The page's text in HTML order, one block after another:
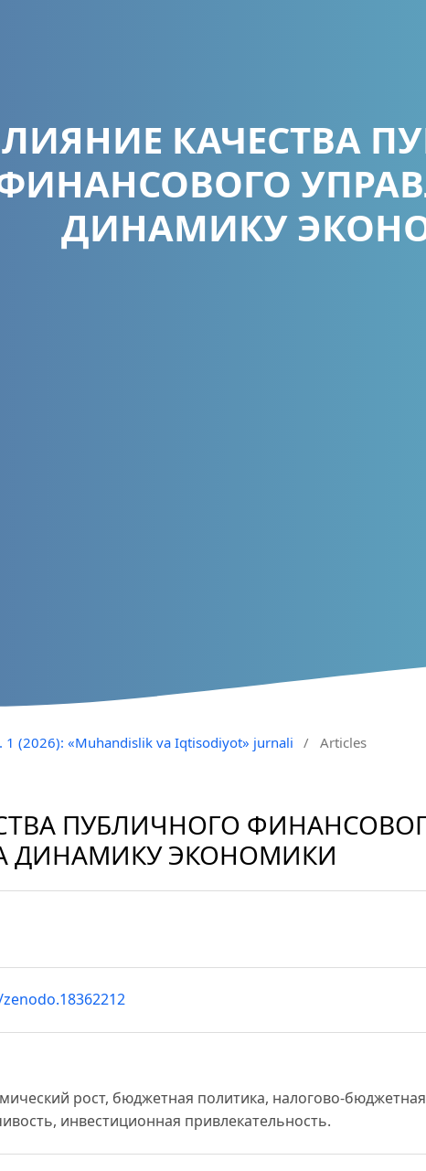
КАЧЕСТВА
ДИНАМИКУ
1 (2026): «Muhandislik va Iqtisodiyot» jurnali / Articles
ПУБЛИЧНОГО
ДИНАМИКУ ЭКОНОМИКИ
рост, бюджетная политика, налогово-бюджетная
инвестиционная привлекательность.